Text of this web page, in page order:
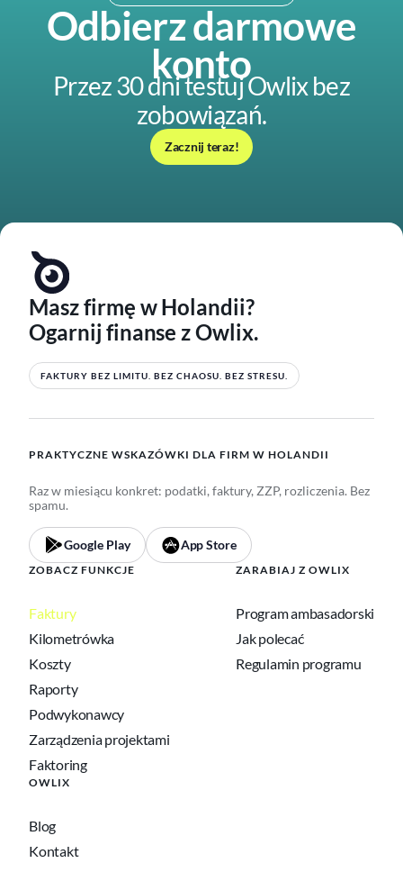
Odbierz darmowe
konto
Przez 30 dni testuj Owlix bez
zobowiązań.
Zacznij teraz!
Masz firmę w Holandii?
Ogarnij finanse z Owlix.
FAKTURY BEZ LIMITU. BEZ CHAOSU. BEZ STRESU.
PRAKTYCZNE WSKAZÓWKI DLA FIRM W HOLANDII
Raz w miesiącu konkret: podatki, faktury, ZZP, rozliczenia. Bez
spamu.
Google Play App Store
ZOBACZ FUNKCJE
Faktury
Kilometrówka
Koszty
Raporty
Podwykonawcy
Zarządzenia projektami
Faktoring
ZARABIAJ Z OWLIX
Program ambasadorski
Jak polecać
Regulamin programu
OWLIX
Blog
Kontakt